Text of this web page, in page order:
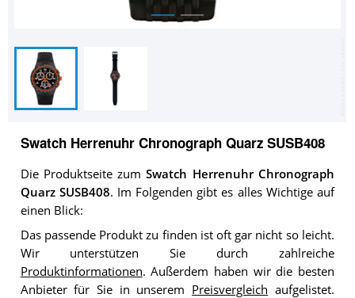
Swatch Herrenuhr Chronograph Quarz SUSB408
Die Produktseite zumSwatch Herrenuhr Chronograph
Quarz SUSB408. Im Folgenden gibt es alles Wichtige auf
einen Blick:
Das passende Produkt zu finden ist oft gar nicht so leicht.
Wir unterstützen Sie durch zahlreiche
Produktinformationen. Außerdem haben wir die besten
Anbieter für Sie in unserem Preisvergleich aufgelistet.